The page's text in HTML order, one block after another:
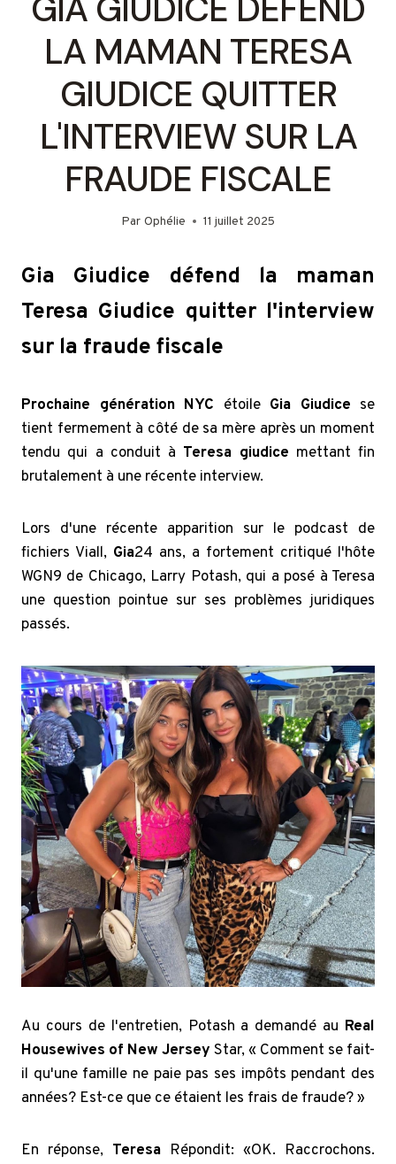
LA MAMAN TERESA
GIUDICE QUITTER
L'INTERVIEW SUR LA
FRAUDE FISCALE
Par Ophélie 11 juillet 2025
Gia Giudice défend la maman
Teresa Giudice quitter l'interview
sur la fraude fiscale
Prochaine génération NYC étoile Gia Giudice se
tient fermement à côté de sa mère après un moment
tendu qui a conduit à Teresa giudice mettant fin
brutalement à une récente interview.
Lors d'une récente apparition sur le podcast de
fichiers Viall, Gia24 ans, a fortement critiqué l'hôte
WGN9 de Chicago, Larry Potash, qui a posé à Teresa
une question pointue sur ses problèmes juridiques
passés.
Au cours de l'entretien, Potash a demandé au Real
Housewives of New Jersey Star, « Comment se fait-
il qu'une famille ne paie pas ses impôts pendant des
années? Est-ce que ce étaient les frais de fraude? »
En réponse, Teresa Répondit: «OK. Raccrochons.